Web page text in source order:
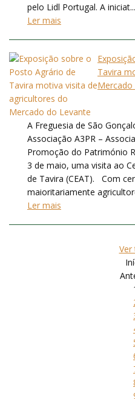
pelo Lidl Portugal. A iniciat...
Ler mais
Tavira
Mercado
A Freguesia de São
Associação A3PR –
Promoção do Património
3 de maio, uma visita ao
de Tavira (CEAT). Com
maioritariamente
Ler mais
Ver